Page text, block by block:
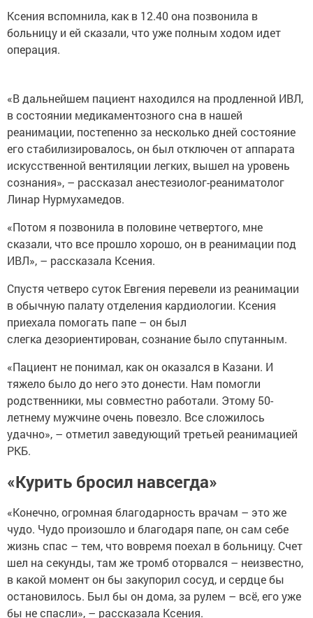
Ксения вспомнила, как в 12.40 она позвонила в
больницу и ей сказали, что уже полным ходом идет
операция.
«В дальнейшем пациент находился на продленной ИВЛ,
в состоянии медикаментозного сна в нашей
реанимации, постепенно за несколько дней состояние
его стабилизировалось, он был отключен от аппарата
искусственной вентиляции легких, вышел на уровень
сознания», – рассказал анестезиолог-реаниматолог
Линар Нурмухамедов.
«Потом я позвонила в половине четвертого, мне
сказали, что все прошло хорошо, он в реанимации под
ИВЛ», – рассказала Ксения.
Спустя четверо суток Евгения перевели из реанимации
в обычную палату отделения кардиологии. Ксения
приехала помогать папе – он был
слегка дезориентирован, сознание было спутанным.
«Пациент не понимал, как он оказался в Казани. И
тяжело было до него это донести. Нам помогли
родственники, мы совместно работали. Этому 50-
летнему мужчине очень повезло. Все сложилось
удачно», – отметил заведующий третьей реанимацией
РКБ.
«Курить бросил навсегда»
«Конечно, огромная благодарность врачам – это же
чудо. Чудо произошло и благодаря папе, он сам себе
жизнь спас – тем, что вовремя поехал в больницу. Счет
шел на секунды, там же тромб оторвался – неизвестно,
в какой момент он бы закупорил сосуд, и сердце бы
остановилось. Был бы он дома, за рулем – всё, его уже
бы не спасли», – рассказала Ксения.